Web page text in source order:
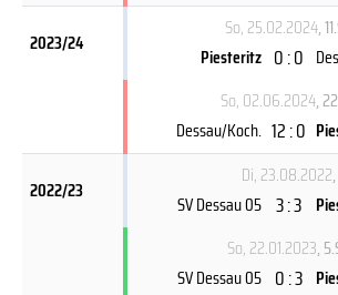
2023/24
So, 25.02.2024,
Piesteritz 0 : 0
So, 02.06.2024,
Dessau/Koch. 12 : 0
2022/23
Di, 23.08.2022,
SV Dessau 05 3 : 3
So, 22.01.2023,
SV Dessau 05 0 : 3